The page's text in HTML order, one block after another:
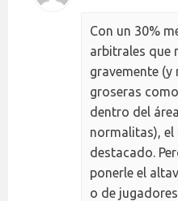
Con un 30%
arbitrales que
gravemente (y
groseras
dentro del
normalitas),
destacado.
ponerle el
o de